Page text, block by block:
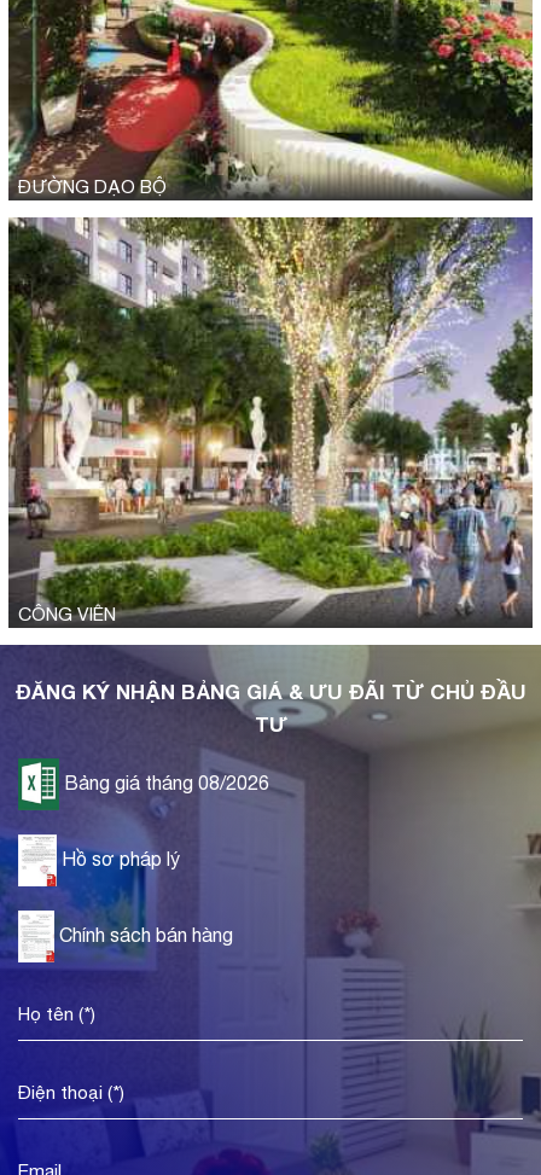
ĐƯỜNG DẠO BỘ
CÔNG VIÊN
ĐĂNG KÝ NHẬN BẢNG GIÁ & ƯU ĐÃI TỪ CHỦ ĐẦU
TƯ
Bảng giá tháng 08/2026
Hồ sơ pháp lý
Chính sách bán hàng